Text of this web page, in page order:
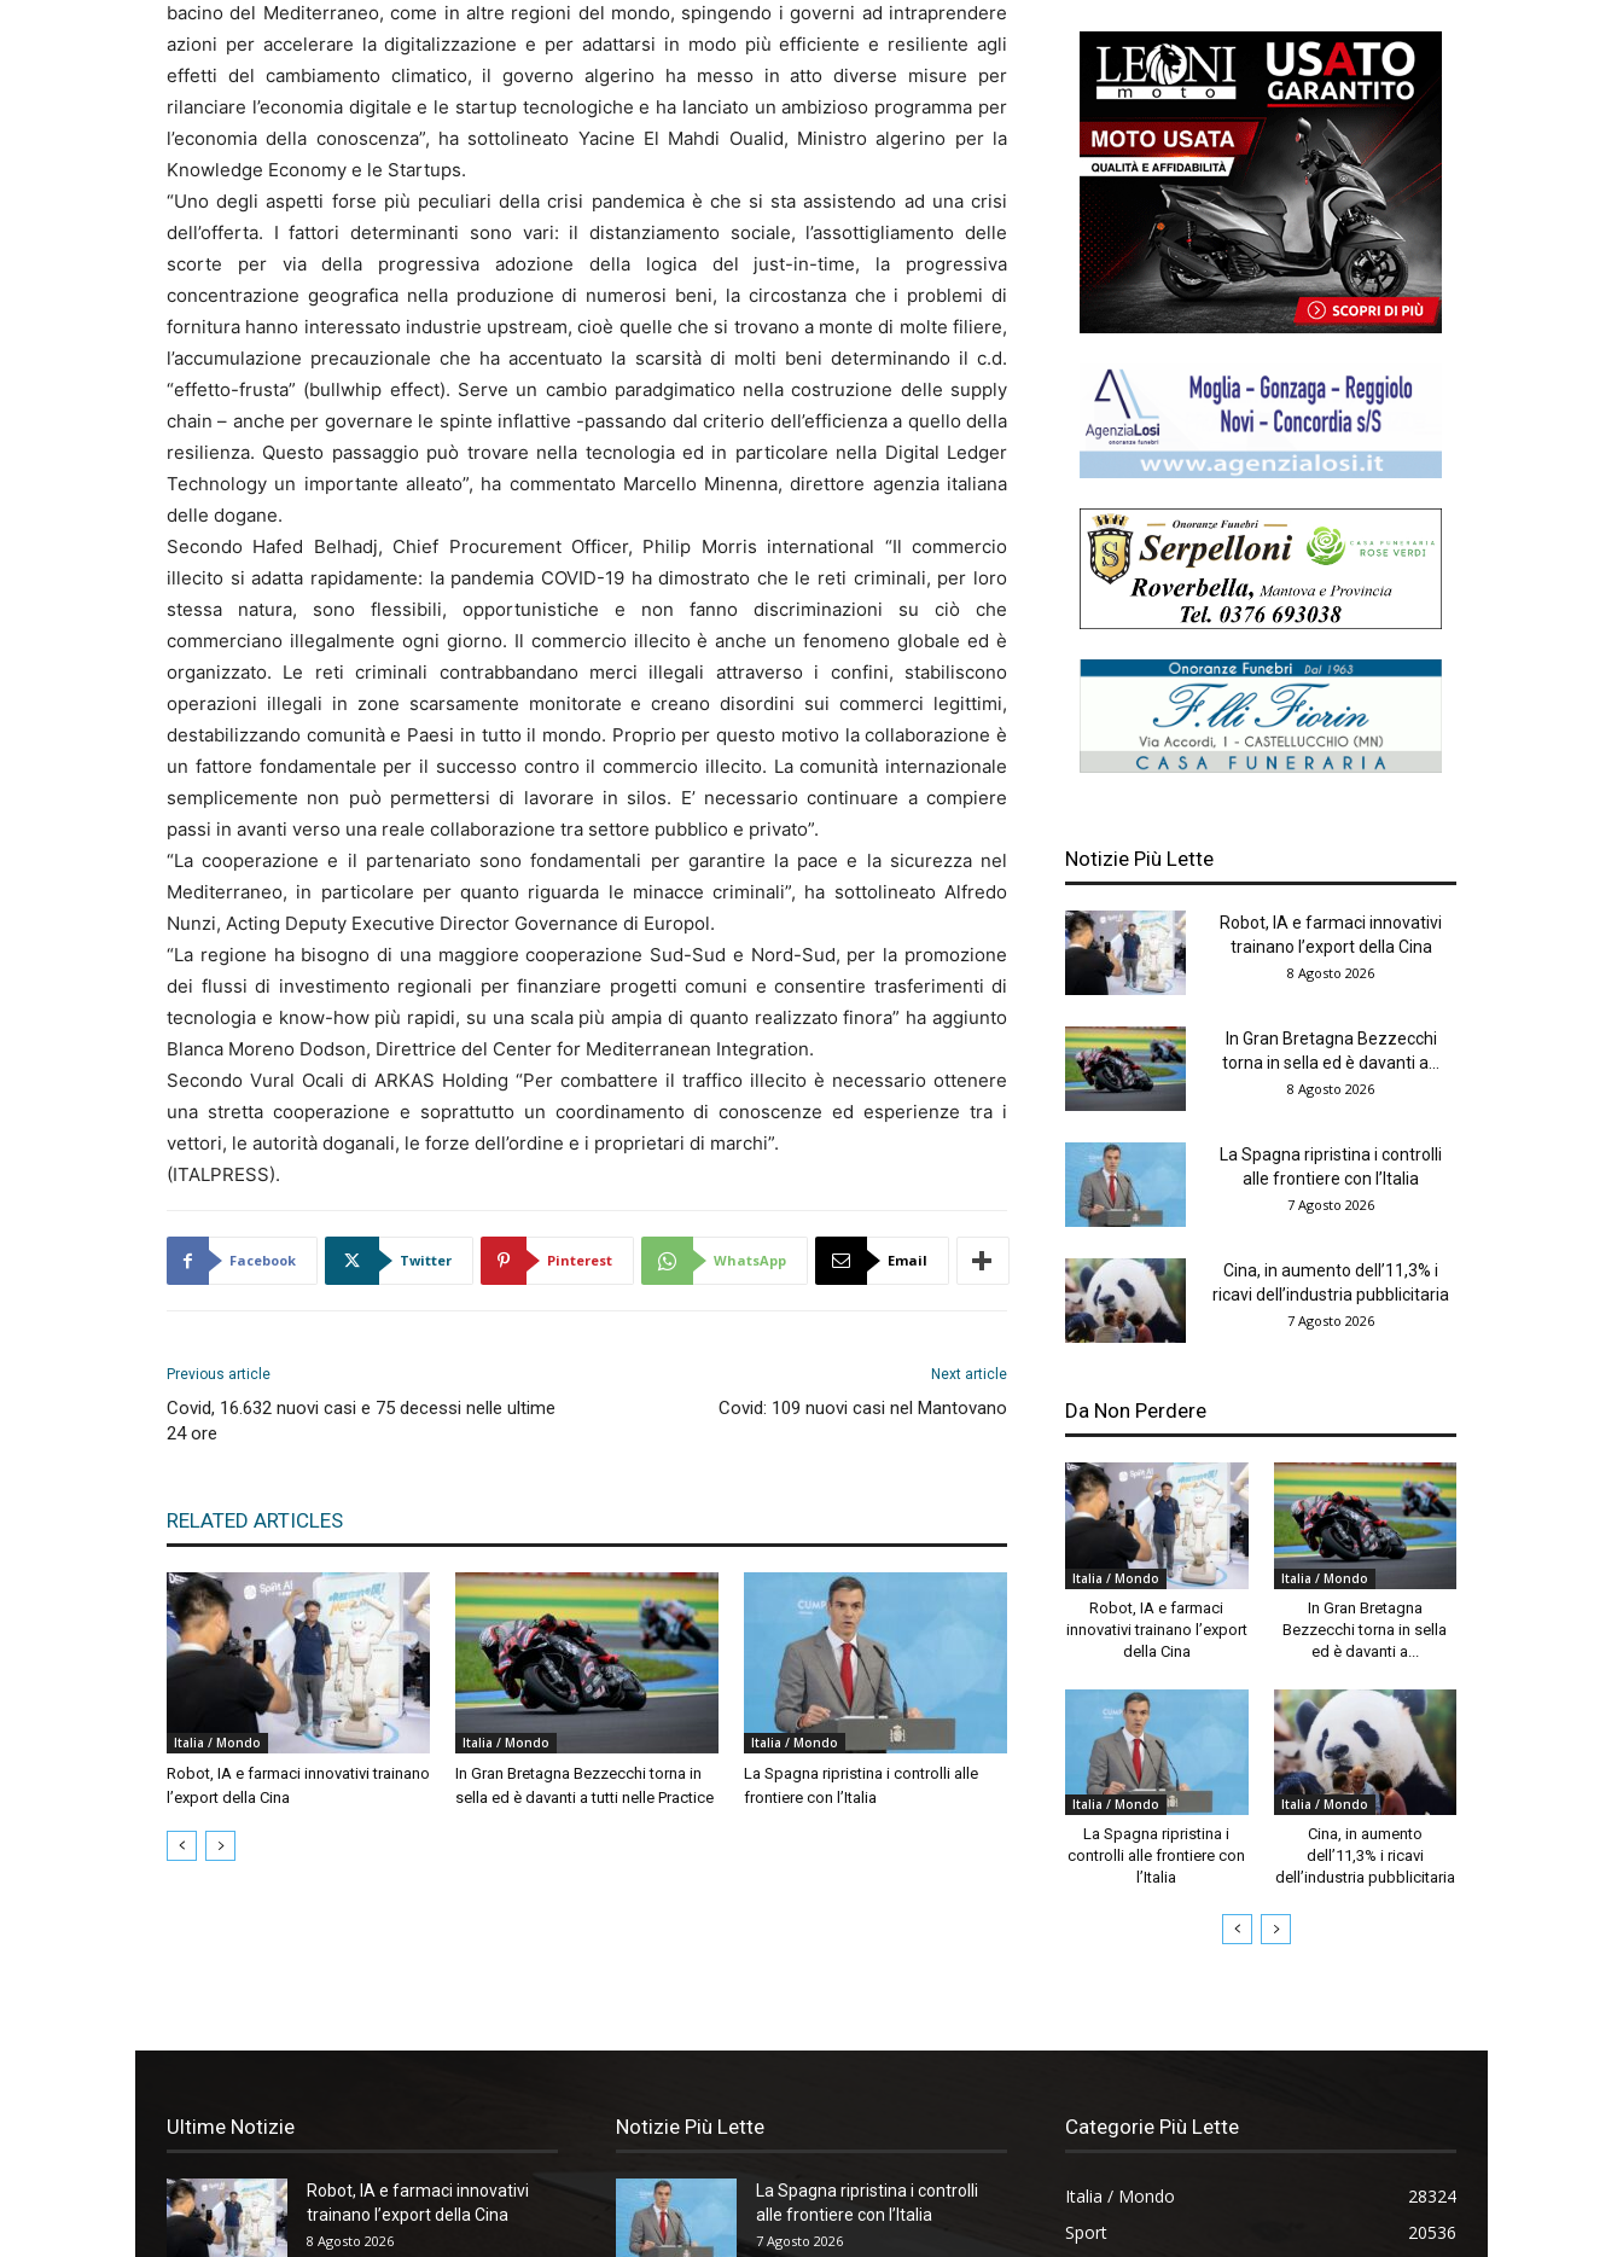
bacino del Mediterraneo, come in altre regioni del mondo, spingendo i governi ad intraprendere
azioni per accelerare la digitalizzazione e per adattarsi in modo più efficiente e resiliente agli
effetti del cambiamento climatico, il governo algerino ha messo in atto diverse misure per
rilanciare l’economia digitale e le startup tecnologiche e ha lanciato un ambizioso programma per
l’economia della conoscenza”, ha sottolineato Yacine El Mahdi Oualid, Ministro algerino per la
Knowledge Economy e le Startups.
“Uno degli aspetti forse più peculiari della crisi pandemica è che si sta assistendo ad una crisi
dell’offerta. I fattori determinanti sono vari: il distanziamento sociale, l’assottigliamento delle
scorte per via della progressiva adozione della logica del just-in-time, la progressiva
concentrazione geografica nella produzione di numerosi beni, la circostanza che i problemi di
fornitura hanno interessato industrie upstream, cioè quelle che si trovano a monte di molte filiere,
l’accumulazione precauzionale che ha accentuato la scarsità di molti beni determinando il c.d.
“effetto-frusta” (bullwhip effect). Serve un cambio paradgimatico nella costruzione delle supply
chain – anche per governare le spinte inflattive -passando dal criterio dell’efficienza a quello della
resilienza. Questo passaggio può trovare nella tecnologia ed in particolare nella Digital Ledger
Technology un importante alleato”, ha commentato Marcello Minenna, direttore agenzia italiana
delle dogane.
Secondo Hafed Belhadj, Chief Procurement Officer, Philip Morris international “Il commercio
illecito si adatta rapidamente: la pandemia COVID-19 ha dimostrato che le reti criminali, per loro
stessa natura, sono flessibili, opportunistiche e non fanno discriminazioni su ciò che
commerciano illegalmente ogni giorno. Il commercio illecito è anche un fenomeno globale ed è
organizzato. Le reti criminali contrabbandano merci illegali attraverso i confini, stabiliscono
operazioni illegali in zone scarsamente monitorate e creano disordini sui commerci legittimi,
destabilizzando comunità e Paesi in tutto il mondo. Proprio per questo motivo la collaborazione è
un fattore fondamentale per il successo contro il commercio illecito. La comunità internazionale
semplicemente non può permettersi di lavorare in silos. E’ necessario continuare a compiere
passi in avanti verso una reale collaborazione tra settore pubblico e privato”.
“La cooperazione e il partenariato sono fondamentali per garantire la pace e la sicurezza nel
Mediterraneo, in particolare per quanto riguarda le minacce criminali”, ha sottolineato Alfredo
Nunzi, Acting Deputy Executive Director Governance di Europol.
“La regione ha bisogno di una maggiore cooperazione Sud-Sud e Nord-Sud, per la promozione
dei flussi di investimento regionali per finanziare progetti comuni e consentire trasferimenti di
tecnologia e know-how più rapidi, su una scala più ampia di quanto realizzato finora” ha aggiunto
Blanca Moreno Dodson, Direttrice del Center for Mediterranean Integration.
Secondo Vural Ocali di ARKAS Holding “Per combattere il traffico illecito è necessario ottenere
una stretta cooperazione e soprattutto un coordinamento di conoscenze ed esperienze tra i
vettori, le autorità doganali, le forze dell’ordine e i proprietari di marchi”.
(ITALPRESS).
Facebook Twitter Pinterest WhatsApp Email
Previous article
Covid, 16.632 nuovi casi e 75 decessi nelle ultime
24 ore
Next article
Covid: 109 nuovi casi nel Mantovano
RELATED ARTICLES
Italia / Mondo
Robot, IA e farmaci innovativi trainano
l’export della Cina
Italia / Mondo
In Gran Bretagna Bezzecchi torna in
sella ed è davanti a tutti nelle Practice
Italia / Mondo
La Spagna ripristina i controlli alle
frontiere con l’Italia
Notizie Più Lette
Robot, IA e farmaci innovativi
trainano l’export della Cina
8 Agosto 2026
In Gran Bretagna Bezzecchi
torna in sella ed è davanti a...
8 Agosto 2026
La Spagna ripristina i controlli
alle frontiere con l’Italia
7 Agosto 2026
Cina, in aumento dell’11,3% i
ricavi dell’industria pubblicitaria
7 Agosto 2026
Da Non Perdere
Italia / Mondo
Robot, IA e farmaci
innovativi trainano l’export
della Cina
Italia / Mondo
In Gran Bretagna
Bezzecchi torna in sella
ed è davanti a...
Italia / Mondo
La Spagna ripristina i
controlli alle frontiere con
l’Italia
Italia / Mondo
Cina, in aumento
dell’11,3% i ricavi
dell’industria pubblicitaria
Ultime Notizie
Robot, IA e farmaci innovativi
trainano l’export della Cina
8 Agosto 2026
Notizie Più Lette
La Spagna ripristina i controlli
alle frontiere con l’Italia
7 Agosto 2026
Categorie Più Lette
Italia / Mondo
28324
Sport
20536